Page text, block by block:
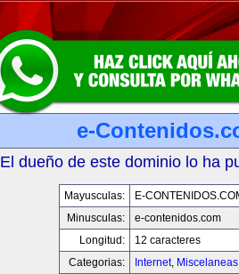
e-
El dueño de este dominio lo ha
Mayusculas:
E-
Minusculas:
e-contenidos.com
Longitud:
12 caracteres
Categorias:
Internet,